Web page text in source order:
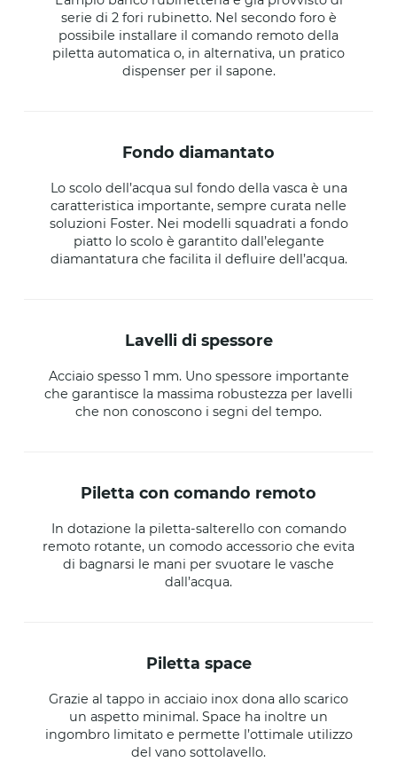
serie di 2 fori rubinetto. Nel secondo foro è
possibile installare il comando remoto della
piletta automatica o, in alternativa, un pratico
dispenser per il sapone.
fondo diamantato
Lo scolo dell’acqua sul fondo della vasca è una
caratteristica importante, sempre curata nelle
soluzioni Foster. Nei modelli squadrati a fondo
piatto lo scolo è garantito dall’elegante
diamantatura che facilita il defluire dell’acqua.
lavelli di spessore
Acciaio spesso 1 mm. Uno spessore importante
che garantisce la massima robustezza per lavelli
che non conoscono i segni del tempo.
piletta con comando remoto
In dotazione la piletta-salterello con comando
remoto rotante, un comodo accessorio che evita
di bagnarsi le mani per svuotare le vasche
dall’acqua.
piletta space
Grazie al tappo in acciaio inox dona allo scarico
un aspetto minimal. Space ha inoltre un
ingombro limitato e permette l’ottimale utilizzo
del vano sottolavello.